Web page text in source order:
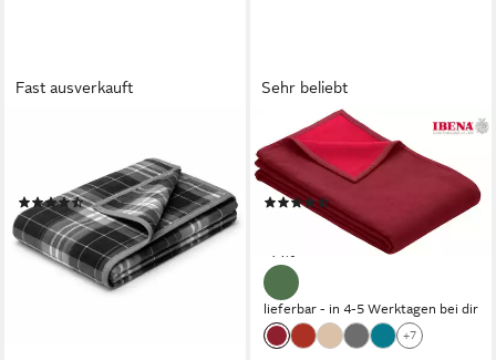
Fast ausverkauft
Wohndecke Cotton Home,
Steifen-Motiv - Continious
(4)
25,95 € UVP59,90 €
-57%
lieferbar - in 2-3 Werktagen bei dir
Sehr beliebt
IBENA
Wohndecke Cotton Pur, in
trendigen Farben
(211)
59,99 € UVP69,99 €
lieferbar - in 4-5 Werktagen bei dir
+7